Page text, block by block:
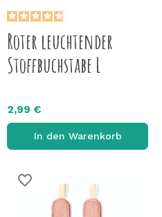
Roter leuchtender
Stoffbuchstabe L
2,99 €
In den Warenkorb
favorite_border